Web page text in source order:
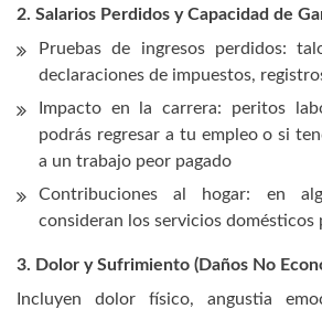
2. Salarios Perdidos y Capacidad de
Pruebas de ingresos perdidos:
declaraciones de impuestos,
Impacto en la carrera: peritos
podrás regresar a tu empleo o si
a un trabajo peor pagado
Contribuciones al hogar: en
consideran los servicios domésticos
3. Dolor y Sufrimiento (Daños No
Incluyen dolor físico, angustia